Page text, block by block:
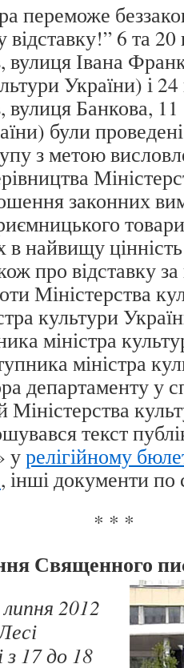
переможе
відставку!” 6 та
Івана
України) і
Банкова, 11
були
з метою
законних
в найвищу
про відставку
Міністерства
культури
міністра
міністра
департаменту у
Міністерства
текст
урелігійному
, інші документи по
* * *
Священного
2012
з 17 до 18